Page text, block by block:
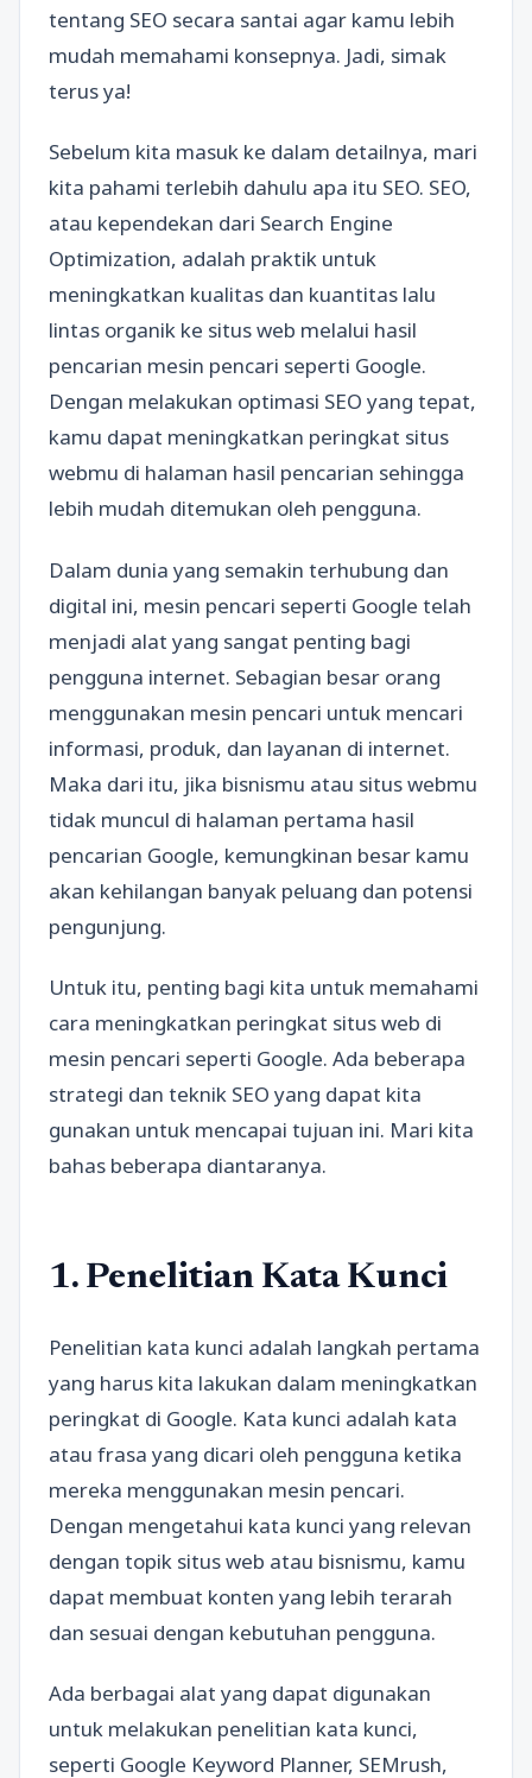
tentang SEO secara santai agar kamu lebih
mudah memahami konsepnya. Jadi, simak
terus ya!
Sebelum kita masuk ke dalam detailnya, mari
kita pahami terlebih dahulu apa itu SEO. SEO,
atau kependekan dari Search Engine
Optimization, adalah praktik untuk
meningkatkan kualitas dan kuantitas lalu
lintas organik ke situs web melalui hasil
pencarian mesin pencari seperti Google.
Dengan melakukan optimasi SEO yang tepat,
kamu dapat meningkatkan peringkat situs
webmu di halaman hasil pencarian sehingga
lebih mudah ditemukan oleh pengguna.
Dalam dunia yang semakin terhubung dan
digital ini, mesin pencari seperti Google telah
menjadi alat yang sangat penting bagi
pengguna internet. Sebagian besar orang
menggunakan mesin pencari untuk mencari
informasi, produk, dan layanan di internet.
Maka dari itu, jika bisnismu atau situs webmu
tidak muncul di halaman pertama hasil
pencarian Google, kemungkinan besar kamu
akan kehilangan banyak peluang dan potensi
pengunjung.
Untuk itu, penting bagi kita untuk memahami
cara meningkatkan peringkat situs web di
mesin pencari seperti Google. Ada beberapa
strategi dan teknik SEO yang dapat kita
gunakan untuk mencapai tujuan ini. Mari kita
bahas beberapa diantaranya.
1. Penelitian Kata Kunci
Penelitian kata kunci adalah langkah pertama
yang harus kita lakukan dalam meningkatkan
peringkat di Google. Kata kunci adalah kata
atau frasa yang dicari oleh pengguna ketika
mereka menggunakan mesin pencari.
Dengan mengetahui kata kunci yang relevan
dengan topik situs web atau bisnismu, kamu
dapat membuat konten yang lebih terarah
dan sesuai dengan kebutuhan pengguna.
Ada berbagai alat yang dapat digunakan
untuk melakukan penelitian kata kunci,
seperti Google Keyword Planner, SEMrush,